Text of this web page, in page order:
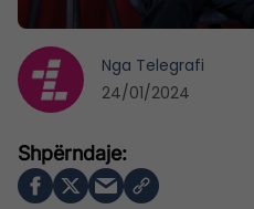
Nga Telegrafi
24/01/2024